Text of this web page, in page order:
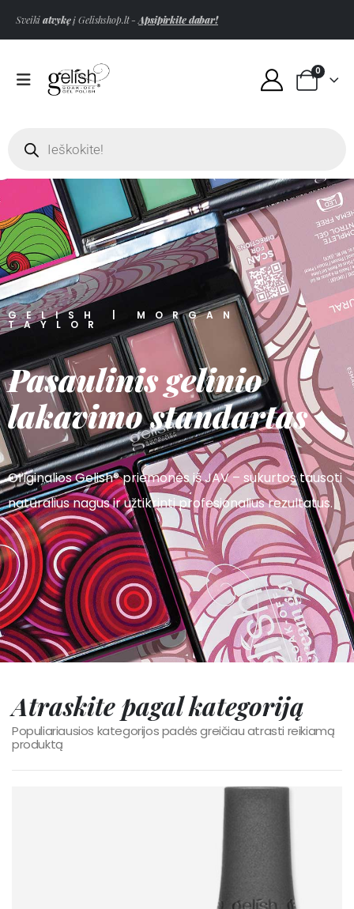
Sveikiatvykęį Gelishshop.lt -Apsipirkite dabar!
0
GELISH | MORGAN
TAYLOR
Pasaulinis gelinio
lakavimo standartas
Originalios Gelish® priemonės iš JAV – sukurtos tausoti
natūralius nagus ir užtikrinti profesionalius rezultatus.
Atraskite pagal kategoriją
Populiariausios kategorijos padės greičiau atrasti reikiamą
produktą